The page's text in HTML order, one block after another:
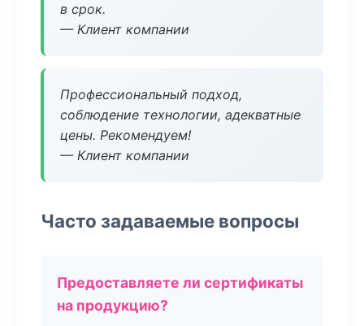
в срок.
— Клиент компании
Профессиональный подход,
соблюдение технологии, адекватные
цены. Рекомендуем!
— Клиент компании
Часто задаваемые вопросы
Предоставляете ли сертификаты
на продукцию?